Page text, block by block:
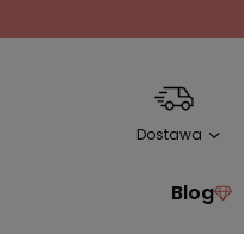
Dostawa
Blog